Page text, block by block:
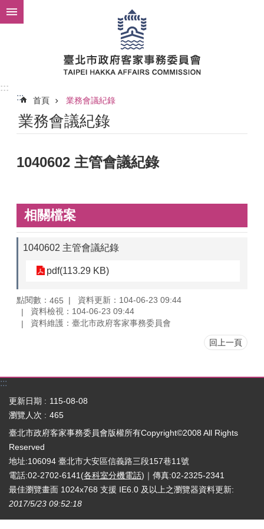
跳到主要內容區塊
:::
:::
首頁 業務會議紀錄
業務會議紀錄
1040602 主管會議紀錄
相關檔案
1040602 主管會議紀錄
pdf(113.29 KB)
點閱數： 465
資料更新：104-06-23 09:44
資料檢視：104-06-23 09:44
資料維護：臺北市政府客家事務委員會
回上一頁
:::
更新日期
115-08-08
瀏覽人次
465
臺北市政府客家事務委員會版權所有Copyright©2008 All Rights
Reserved
地址:106094 臺北市大安區信義路三段157巷11號
電話:02-2702-6141(各科室分機電話)｜傳真:02-2325-2341
最佳瀏覽畫面 1024x768 支援 IE6.0 及以上之瀏覽器資料更新:
2017/5/23 09:52:18